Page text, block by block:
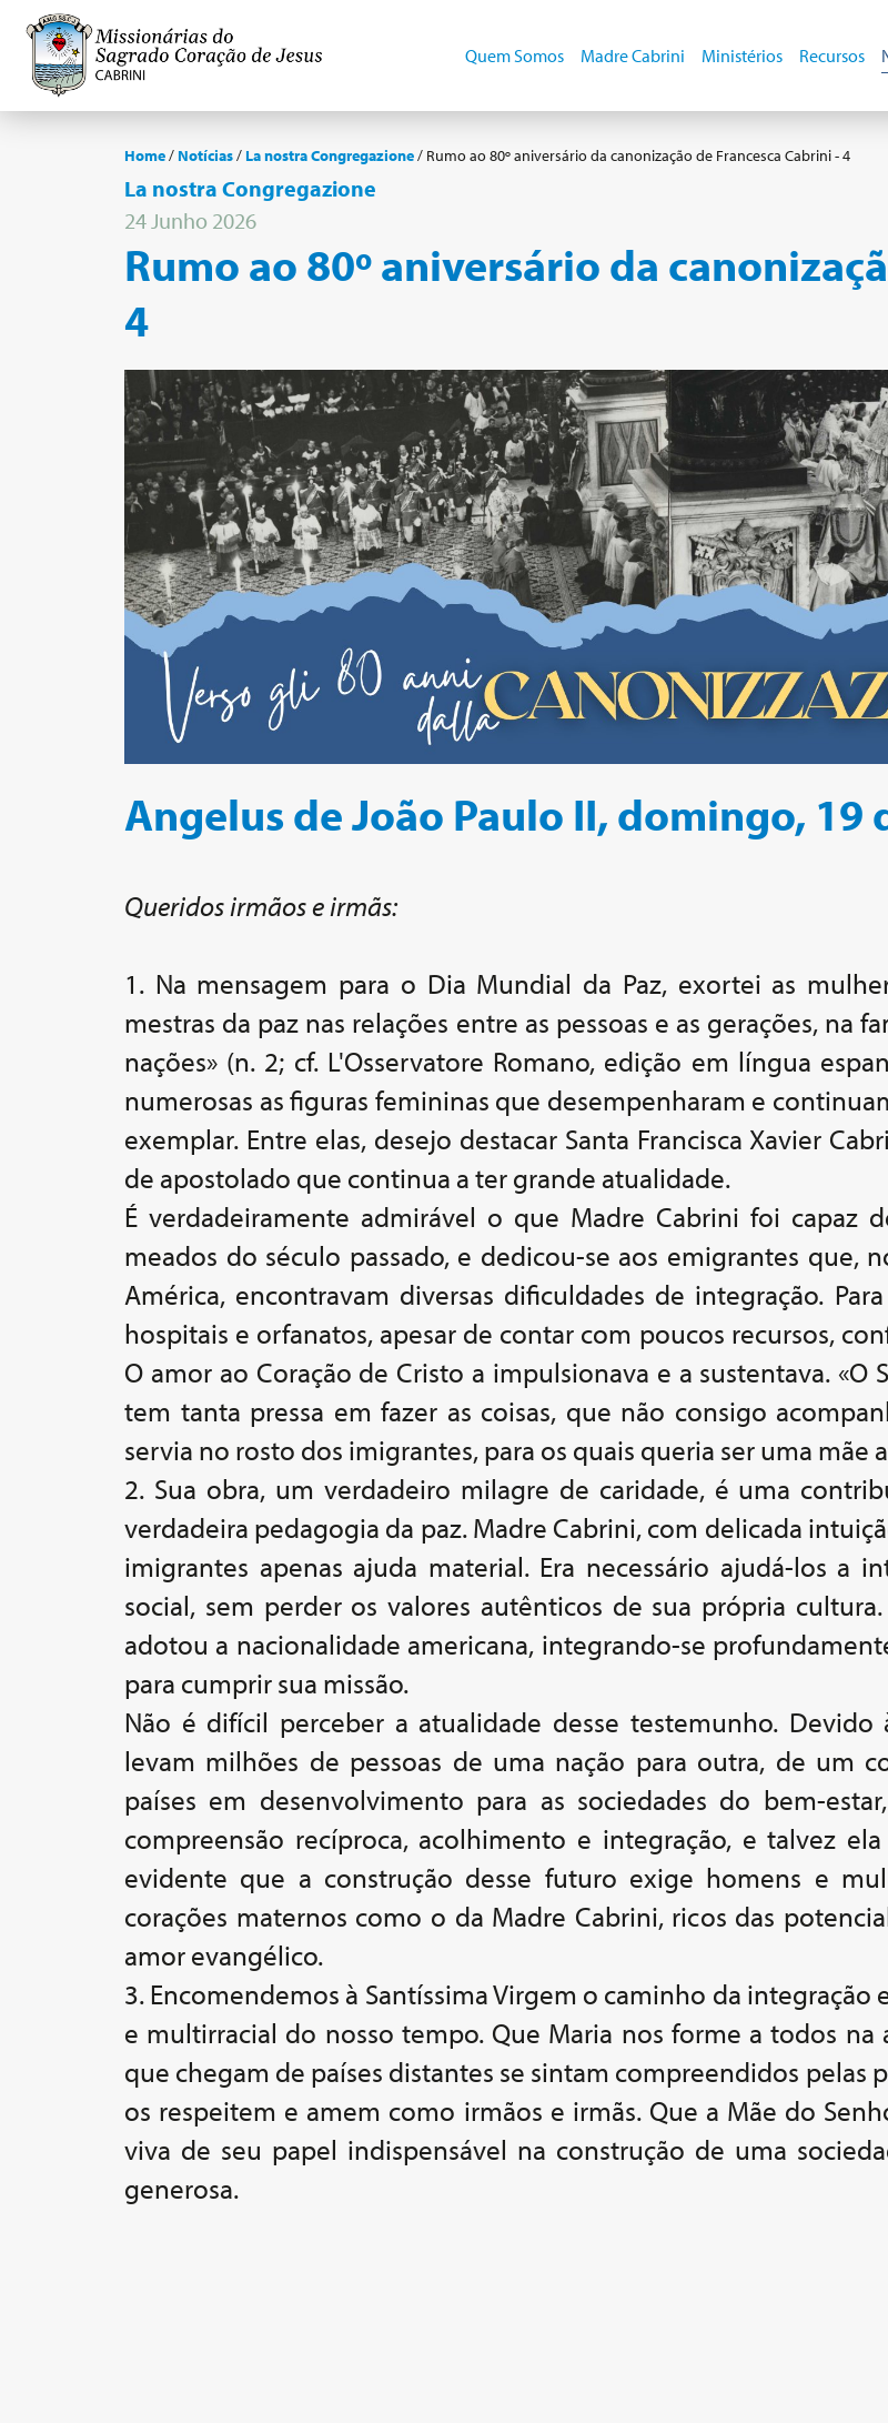
Quem Somos Madre Cabrini Ministérios Recursos
Home/ Notícias/ La nostra Congregazione/ Rumo ao 80º aniversário da canonização de Francesca Cabrini - 4
La nostra Congregazione
24 Junho 2026
Rumo ao 80º aniversário da
4
Angelus de João Paulo II, domingo, 19
Queridos irmãos e irmãs:
1. Na mensagem para o Dia Mundial da Paz, exortei as
mestras da paz nas relações entre as pessoas e as gerações, na
nações» (n. 2; cf. L'Osservatore Romano, edição em língua
numerosas as figuras femininas que desempenharam e
exemplar. Entre elas, desejo destacar Santa Francisca Xavier
de apostolado que continua a ter grande atualidade.
É verdadeiramente admirável o que Madre Cabrini foi capaz
meados do século passado, e dedicou-se aos emigrantes que,
América, encontravam diversas dificuldades de integração.
hospitais e orfanatos, apesar de contar com poucos recursos,
O amor ao Coração de Cristo a impulsionava e a sustentava.
tem tanta pressa em fazer as coisas, que não consigo
servia no rosto dos imigrantes, para os quais queria ser uma mãe
2. Sua obra, um verdadeiro milagre de caridade, é uma
verdadeira pedagogia da paz. Madre Cabrini, com delicada
imigrantes apenas ajuda material. Era necessário ajudá-los a
social, sem perder os valores autênticos de sua própria
adotou a nacionalidade americana, integrando-se
para cumprir sua missão.
Não é difícil perceber a atualidade desse testemunho. Devido
levam milhões de pessoas de uma nação para outra, de um
países em desenvolvimento para as sociedades do bem-
compreensão recíproca, acolhimento e integração, e talvez
evidente que a construção desse futuro exige homens e
corações maternos como o da Madre Cabrini, ricos das
amor evangélico.
3. Encomendemos à Santíssima Virgem o caminho da
e multirracial do nosso tempo. Que Maria nos forme a todos na
que chegam de países distantes se sintam compreendidos pelas
os respeitem e amem como irmãos e irmãs. Que a Mãe do
viva de seu papel indispensável na construção de uma
generosa.